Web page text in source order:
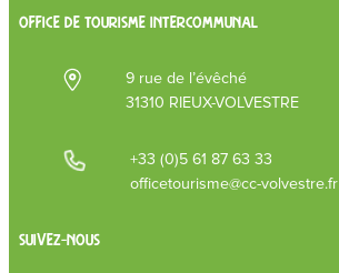
OFFICE DE TOURISME INTERCOMMUNAL
9 rue de l’évêché
31310 RIEUX-VOLVESTRE
+33 (0)5 61 87 63 33
officetourisme@cc-volvestre.fr
Suivez-nous